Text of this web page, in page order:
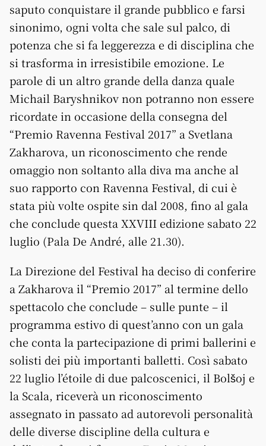
saputo conquistare il grande pubblico e farsi
sinonimo, ogni volta che sale sul palco, di
potenza che si fa leggerezza e di disciplina che
si trasforma in irresistibile emozione. Le
parole di un altro grande della danza quale
Michail Baryshnikov non potranno non essere
ricordate in occasione della consegna del
“Premio Ravenna Festival 2017” a Svetlana
Zakharova, un riconoscimento che rende
omaggio non soltanto alla diva ma anche al
suo rapporto con Ravenna Festival, di cui è
stata più volte ospite sin dal 2008, fino al gala
che conclude questa XXVIII edizione sabato 22
luglio (Pala De André, alle 21.30).
La Direzione del Festival ha deciso di conferire
a Zakharova il “Premio 2017” al termine dello
spettacolo che conclude – sulle punte – il
programma estivo di quest’anno con un gala
che conta la partecipazione di primi ballerini e
solisti dei più importanti balletti. Così sabato
22 luglio l’étoile di due palcoscenici, il Bolšoj e
la Scala, riceverà un riconoscimento
assegnato in passato ad autorevoli personalità
delle diverse discipline della cultura e